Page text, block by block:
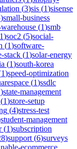
(3)sis (1)sisense
)small-business
(1)smb
1)soc2 (5)social-
(1)software-
stack (1)solar-energy
(1)south-korea
1)speed-optimization
(1)ssdlc
)state-management
(1)store-setup
(4)stress-test
student-management
(1)subscription
)support (6)surveys
ecommerce